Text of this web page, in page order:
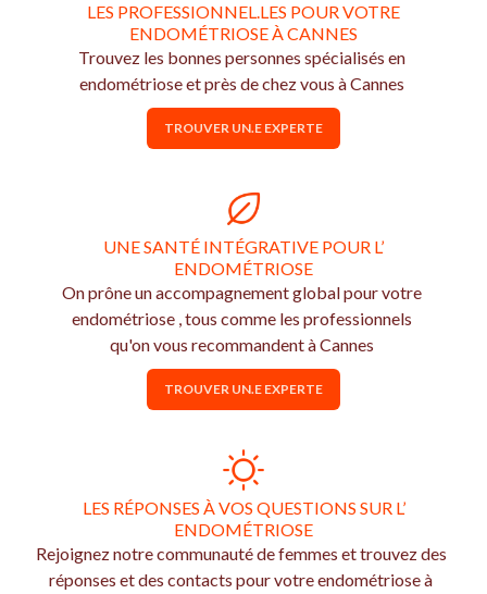
LES PROFESSIONNEL.LES POUR VOTRE
ENDOMÉTRIOSE À CANNES
Trouvez les bonnes personnes spécialisés en
endométriose et près de chez vous à Cannes
TROUVER UN.E EXPERTE
UNE SANTÉ INTÉGRATIVE POUR L’
ENDOMÉTRIOSE
On prône un accompagnement global pour votre
endométriose , tous comme les professionnels
qu'on vous recommandent à Cannes
TROUVER UN.E EXPERTE
LES RÉPONSES À VOS QUESTIONS SUR L’
ENDOMÉTRIOSE
Rejoignez notre communauté de femmes et trouvez des
réponses et des contacts pour votre endométriose à